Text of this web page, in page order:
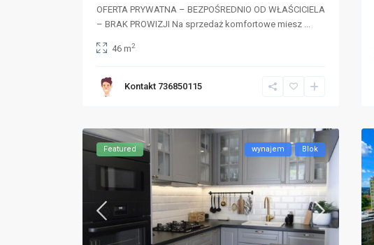
OFERTA PRYWATNA – BEZPOŚREDNIO OD WŁAŚCICIELA
– BRAK PROWIZJI Na sprzedaż komfortowe miesz
46 m2
Kontakt 736850115
Featured wynajem Blok